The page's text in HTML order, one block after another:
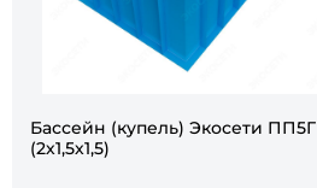
Бассейн (купель) Экосети ПП5Г
(2х1,5х1,5)